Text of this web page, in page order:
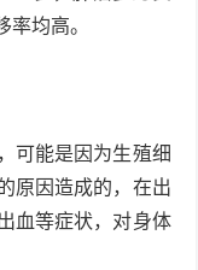
均高。
可能是因为生殖细
原因造成的，在出
血等症状，对身体